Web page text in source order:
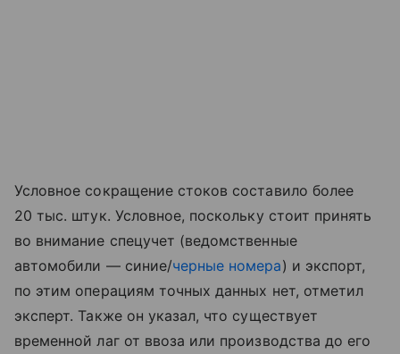
Условное сокращение стоков составило более
20 тыс. штук. Условное, поскольку стоит принять
во внимание спецучет (ведомственные
автомобили — синие/черные номера) и экспорт,
по этим операциям точных данных нет, отметил
эксперт. Также он указал, что существует
временной лаг от ввоза или производства до его